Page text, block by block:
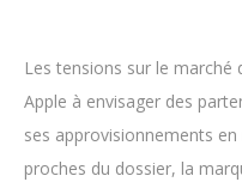
Les tensions sur le
Apple à envisager des
ses approvisionnements
proches du dossier, la